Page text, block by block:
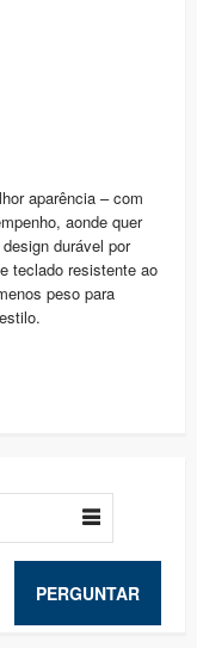
aparência – com
aonde quer
durável por
teclado resistente ao
peso para
PERGUNTAR